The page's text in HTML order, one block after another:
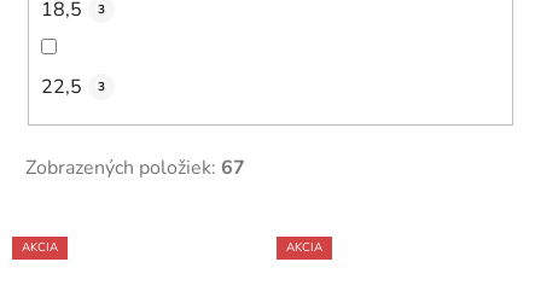
18,5 3
22,5 3
Zobrazených položiek: 67
V
ý
AKCIA AKCIA